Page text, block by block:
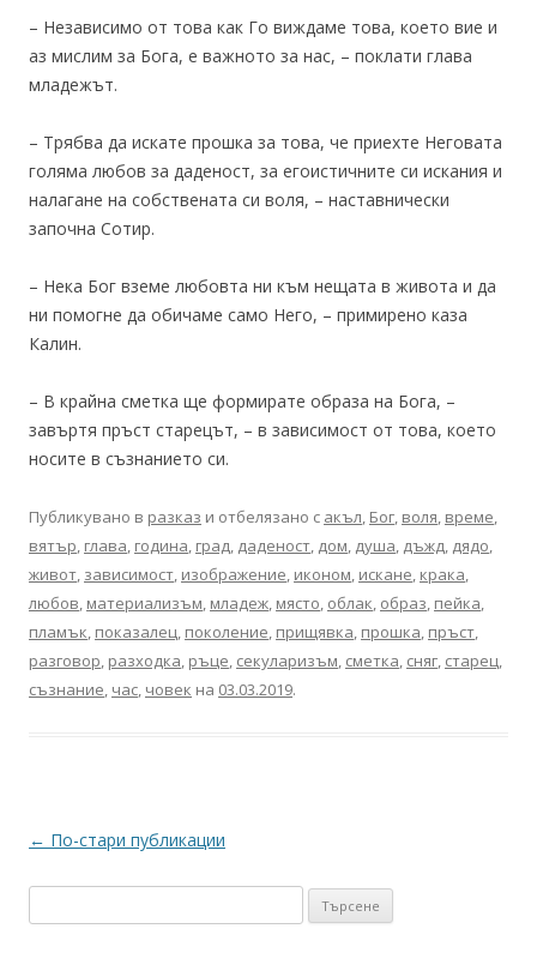
– Независимо от това как Го виждаме това, което вие и
аз мислим за Бога, е важното за нас, – поклати глава
младежът.
– Трябва да искате прошка за това, че приехте Неговата
голяма любов за даденост, за егоистичните си искания и
налагане на собствената си воля, – наставнически
започна Сотир.
– Нека Бог вземе любовта ни към нещата в живота и да
ни помогне да обичаме само Него, – примирено каза
Калин.
– В крайна сметка ще формирате образа на Бога, –
завъртя пръст старецът, – в зависимост от това, което
носите в съзнанието си.
Публикувано в разказ и отбелязано с акъл, Бог, воля, време,
вятър, глава, година, град, даденост, дом, душа, дъжд, дядо,
живот, зависимост, изображение, иконом, искане, крака,
любов, материализъм, младеж, място, облак, образ, пейка,
пламък, показалец, поколение, прищявка, прошка, пръст,
разговор, разходка, ръце, секуларизъм, сметка, сняг, старец,
съзнание, час, човек на 03.03.2019.
Навигация
← По-стари публикации
за: